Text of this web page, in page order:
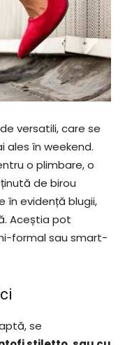
versatili, care se
ales în weekend.
o plimbare, o
de birou
în evidență blugii,
Aceștia pot
formal sau smart-
se